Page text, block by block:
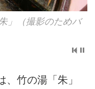
ガーデン
竹の湯「朱」